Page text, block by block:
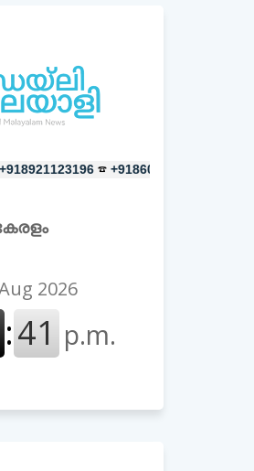
☎ +918606657037 പരസ്യങ്ങൾക്ക്